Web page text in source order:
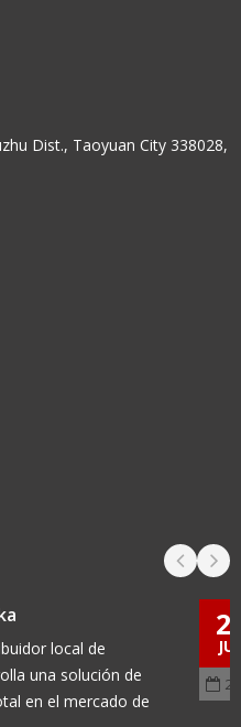
Dist., Taoyuan City 338028,
local de
una solución de
en el mercado de